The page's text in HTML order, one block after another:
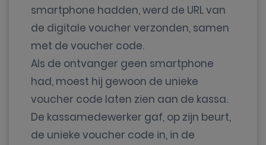
smartphone hadden, werd de URL van
de digitale voucher verzonden, samen
met de voucher code.
Als de ontvanger geen smartphone
had, moest hij gewoon de unieke
voucher code laten zien aan de kassa.
De kassamedewerker gaf, op zijn beurt,
de unieke voucher code in, in de